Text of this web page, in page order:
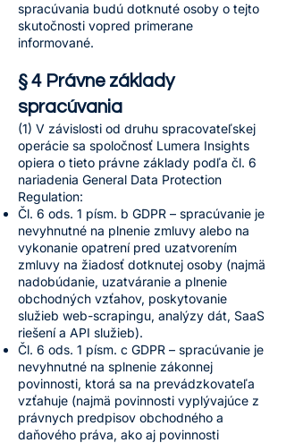
spracúvania budú dotknuté osoby o tejto
skutočnosti vopred primerane
informované.
§ 4 Právne základy
spracúvania
(1) V závislosti od druhu spracovateľskej
operácie sa spoločnosť Lumera Insights
opiera o tieto právne základy podľa čl. 6
nariadenia General Data Protection
Regulation:
Čl. 6 ods. 1 písm. b GDPR – spracúvanie je
nevyhnutné na plnenie zmluvy alebo na
vykonanie opatrení pred uzatvorením
zmluvy na žiadosť dotknutej osoby (najmä
nadobúdanie, uzatváranie a plnenie
obchodných vzťahov, poskytovanie
služieb web-scrapingu, analýzy dát, SaaS
riešení a API služieb).
Čl. 6 ods. 1 písm. c GDPR – spracúvanie je
nevyhnutné na splnenie zákonnej
povinnosti, ktorá sa na prevádzkovateľa
vzťahuje (najmä povinnosti vyplývajúce z
právnych predpisov obchodného a
daňového práva, ako aj povinnosti